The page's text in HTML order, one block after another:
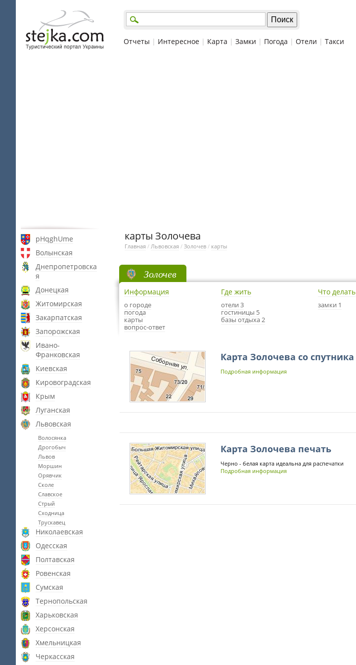
Отчеты | Интересное | Карта | Замки | Погода | Отели | Такси
pHqghUme
Волынская
Днепропетровска
я
Донецкая
Житомирская
Закарпатская
Запорожская
Ивано-
Франковская
Киевская
Кировоградская
Крым
Луганская
Львовская
Волосянка
Дрогобыч
Львов
Моршин
Орявчик
Сколе
Славское
Стрый
Сходница
Трускавец
Николаевская
Одесская
Полтавская
Ровенская
Сумская
Тернопольская
Харьковская
Херсонская
Хмельницкая
Черкасская
карты Золочева
Главная / Львовская / Золочев / карты
Золочев
Информация
о городе
погода
карты
вопрос-ответ
Где жить
отели 3
гостиницы 5
базы отдыха 2
Что делать
замки 1
Карта Золочева со спутника
Подробная информация
Карта Золочева печать
Черно - белая карта идеальна для распечатки
Подробная информация